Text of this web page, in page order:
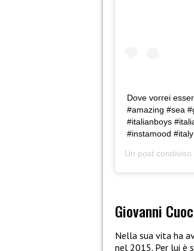
Dove vorrei
#amazing #sea
#italianboys
#instamood
Un post condiviso
Giovanni
Nella sua vita ha
nel 2015. Per lui